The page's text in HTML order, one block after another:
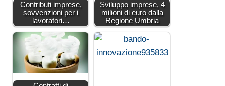
Contributi imprese,
sovvenzioni per i
lavoratori…
Sviluppo imprese, 4
milioni di euro dalla
Regione Umbria